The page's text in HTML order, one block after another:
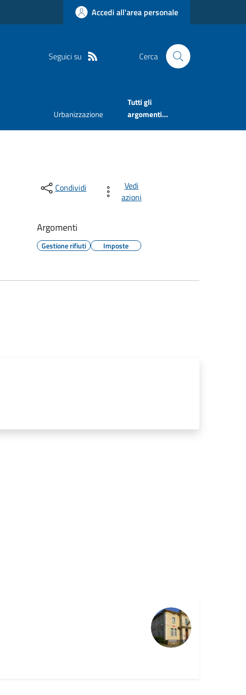
Accedi all'area personale
Seguici su Cerca
Urbanizzazione
Tutti gli
argomenti...
Condividi
Vedi
azioni
Argomenti
Gestione rifiuti Imposte